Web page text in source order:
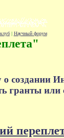
| Научный форум
создании
гранты или